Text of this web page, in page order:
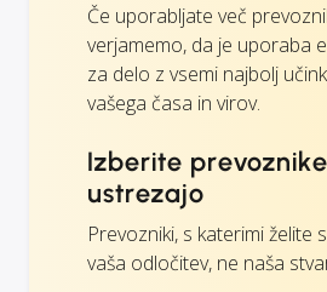
Če uporabljate več
verjamemo, da je uporaba
za delo z vsemi najbolj
vašega časa in virov.
Izberite
ustrezajo
Prevozniki, s katerimi želite
vaša odločitev, ne naša